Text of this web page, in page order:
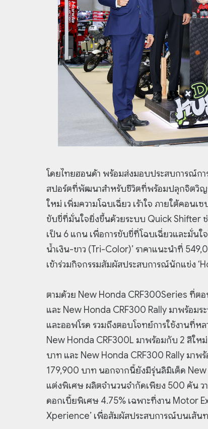
โดยไทยฮอนด้า พร้อมส่งมอบประสบการณ์กา
สปอร์ตที่พัฒนาสำหรับชีวิตที่พร้อมปลุกจิตวิญ
ใหม่ เพิ่มความโฉบเฉี่ยว เร้าใจ ภายใต้คอนเ
ขับขี่ที่มั่นใจยิ่งขึ้นด้วยระบบ Quick Shifter
เป็น 6 แกน เพื่อการขับขี่ที่โฉบเฉี่ยวและมั่นใ
น้ำเงิน-ขาว (Tri-Color)’ ราคาแนะนำที่
เข้าร่วมกิจกรรมสัมผัสประสบการณ์นักแข่ง
ตามด้วย New Honda CRF300Series ที่ต
และ New Honda CRF300 Rally มาพร้อม
และออฟโรด รวมถึงตอบโจทย์การใช้งานที่ห
New Honda CRF300L มาพร้อมกับ 2 สีให
บาท และ New Honda CRF300 Rally มาพ
179,900 บาท นอกจากนี้ยังมีรุ่นลิมิเต็ด
แต่งพิเศษ ผลิตจำนวนจำกัดเพียง 500 คัน ว
ดอกเบี้ยพิเศษ 4.75% เฉพาะที่งาน Motor
Xperience’ เพื่อสัมผัสประสบการณ์บนเส้น